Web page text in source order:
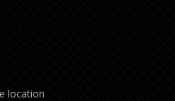
location